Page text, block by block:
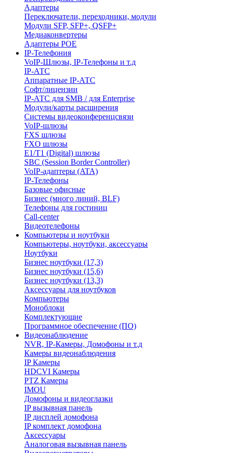
Адаптеры
Переключатели, переходники, модули
Модули SFP, SFP+, QSFP+
Медиаконвертеры
Адаптеры POE
IP-Телефония
VoIP-Шлюзы, IP-Телефоны и т.д
IP-АТС
Аппаратные IP-АТС
Софт/лицензии
IP-АТС для SMB / для Enterprise
Модули/карты расширения
Системы видеоконференцсвязи
VoIP-шлюзы
FXS шлюзы
FXO шлюзы
E1/T1 (Digital) шлюзы
SBC (Session Border Controller)
VoIP-адаптеры (ATA)
IP-Телефоны
Базовые офисные
Бизнес (много линий, BLF)
Телефоны для гостиниц
Call-center
Видеотелефоны
Компьютеры и ноутбуки
Компьютеры, ноутбуки, аксессуары
Ноутбуки
Бизнес ноутбуки (17,3)
Бизнес ноутбуки (15,6)
Бизнес ноутбуки (13,3)
Аксессуары для ноутбуков
Компьютеры
Моноблоки
Комплектующие
Программное обеспечение (ПО)
Видеонаблюдение
NVR, IP-Камеры, Домофоны и т.д
Камеры видеонаблюдения
IP Камеры
HDCVI Камеры
PTZ Камеры
IMOU
Домофоны и видеоглазки
IP вызывная панель
IP дисплей домофона
IP комплект домофона
Аксессуары
Аналоговая вызывная панель